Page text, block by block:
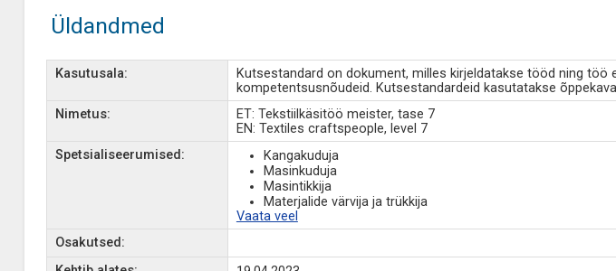
Üldandmed
Kasutusala:
Kutsestandard on dokument, milles kirjeldatakse tööd ning
kompetentsusnõudeid. Kutsestandardeid kasutatakse
Nimetus:
ET: Tekstiilkäsitöö meister, tase 7
EN: Textiles craftspeople, level 7
Spetsialiseerumised:
Kangakuduja
Masinkuduja
Masintikkija
Materjalide värvija ja trükkija
Vaata veel
Osakutsed: